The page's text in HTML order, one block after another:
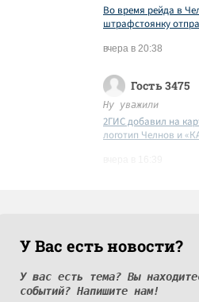
Во время рейда в
штрафстоянку
вчера в 20:38
Гость 3475
Ну уважили
2ГИС добавил на
логотип Челнов и
У Вас есть новости?
У вас есть тема? Вы
событий? Напишите нам!